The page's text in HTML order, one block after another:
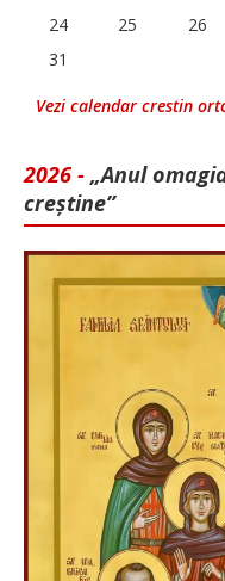
24
25 26
31
Vezi calendar crestin
2026 - „Anul
creștine”